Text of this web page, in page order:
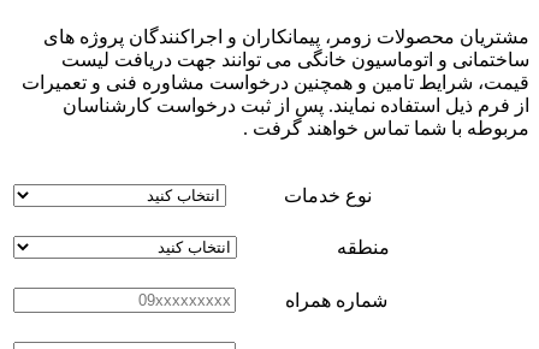
مشتریان محصولات زومر، پیمانکاران و اجراکنندگان پروژه های
ساختمانی و اتوماسیون خانگی می توانند جهت دریافت لیست
قیمت، شرایط تامین و همچنین درخواست مشاوره فنی و تعمیرات
از فرم ذیل استفاده نمایند. پس از ثبت درخواست کارشناسان
مربوطه با شما تماس خواهند گرفت .
نوع خدمات
منطقه
شماره همراه